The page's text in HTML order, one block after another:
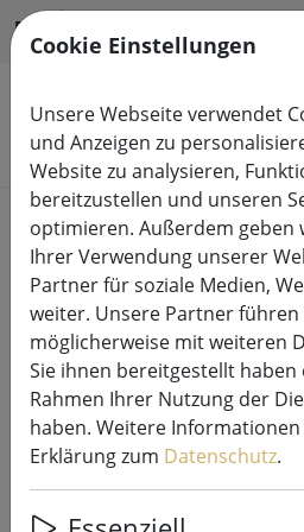
DE
Produkte suchen
Start Sommer
Sommerliche
Garten, Balkon &
100 Produkte
Unterkategorien
Cookie Einstellungen
Unsere Webseite verwendet
und Anzeigen zu
Website zu analysieren,
bereitzustellen und unseren
optimieren. Außerdem geben
Ihrer Verwendung unserer
Partner für soziale Medien,
weiter. Unsere Partner
möglicherweise mit weiteren
Sie ihnen bereitgestellt haben
Rahmen Ihrer Nutzung der
haben. Weitere
Erklärung zum Datenschutz.